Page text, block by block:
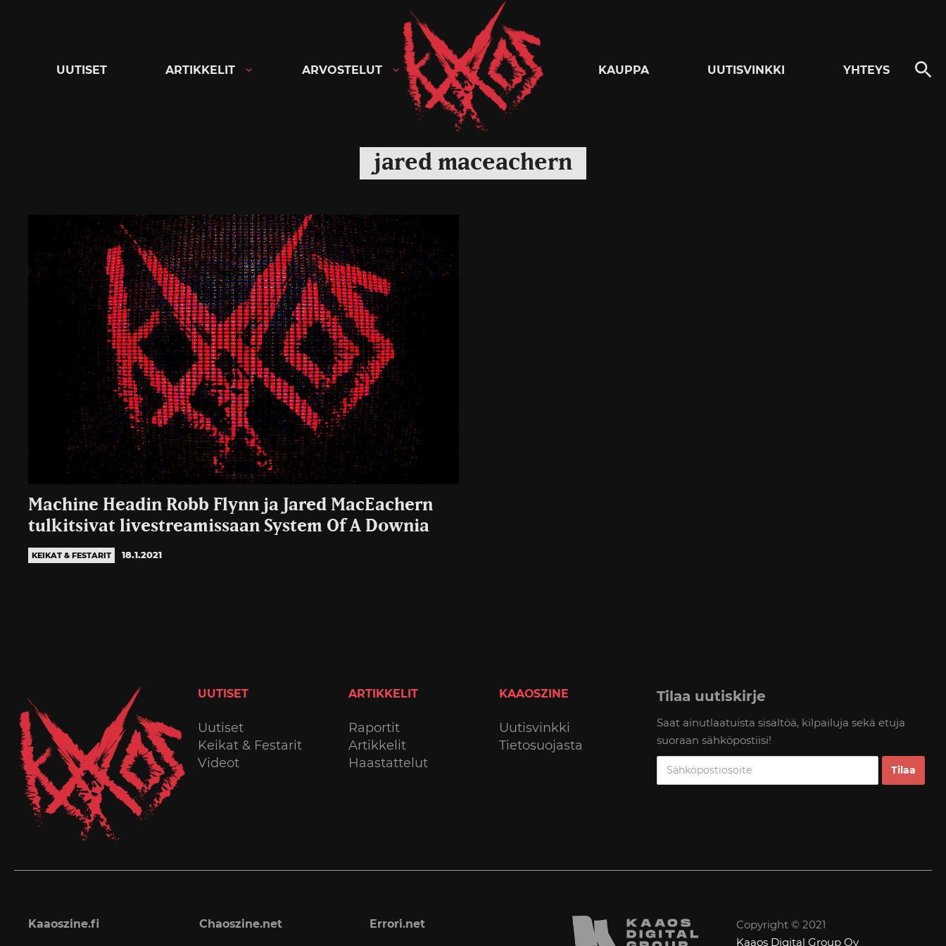
Kaaoszine
UUTISET ARTIKKELIT ARVOSTELUT KAUPPA UUTISVINKKI YHTEYS
jared maceachern
Machine Headin Robb Flynn ja Jared MacEachern
tulkitsivat livestreamissaan System Of A Downia
KEIKAT & FESTARIT 18.1.2021
UUTISET
Uutiset
Keikat & Festarit
Videot
ARTIKKELIT
Raportit
Artikkelit
Haastattelut
KAAOSZINE
Uutisvinkki
Tietosuojasta
Tilaa uutiskirje
Saat ainutlaatuista sisältöä, kilpailuja sekä etuja
suoraan sähköpostiisi!
Kaaoszine.fi Chaoszine.net Errori.net
Copyright © 2021
Kaaos Digital Group Oy